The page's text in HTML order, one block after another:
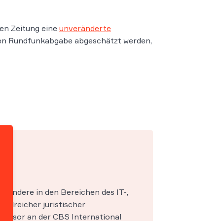
Zeitung eine unveränderte
Rundfunkabgabe abgeschätzt werden,
in den Bereichen des IT-,
juristischer
an der CBS International